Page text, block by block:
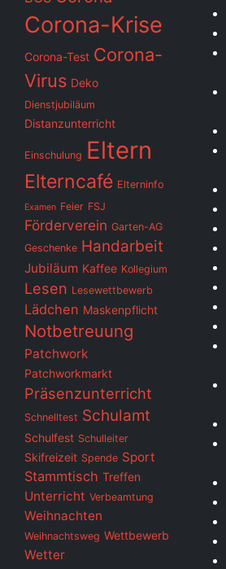
Corona-Krise
Corona-Test Corona-
Virus Deko
Dienstjubiläum
Distanzunterricht
Einschulung Eltern
Elterncafé Elterninfo
Examen Feier FSJ
Förderverein Garten-AG
Geschenke Handarbeit
Jubiläum Kaffee Kollegium
Lesen Lesewettbewerb
Lädchen Maskenpflicht
Notbetreuung
Patchwork
Patchworkmarkt
Präsenzunterricht
Schnelltest Schulamt
Schulfest Schulleiter
Skifreizeit Spende Sport
Stammtisch Treffen
Unterricht Verbeamtung
Weihnachten
Weihnachtsweg Wettbewerb
Wetter